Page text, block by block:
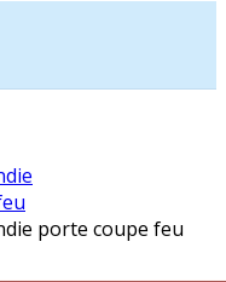
porte coupe feu